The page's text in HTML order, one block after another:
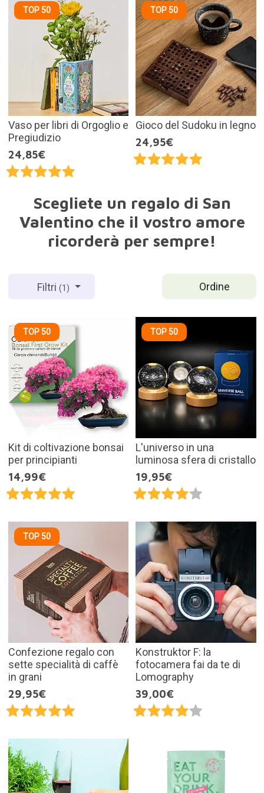
TOP 50
Vaso per libri di Orgoglio e
Pregiudizio
24,85€
TOP 50
Gioco del Sudoku in legno
24,95€
Scegliete un regalo di San
Valentino che il vostro amore
ricorderà per sempre!
Ordine
Filtri(1)
TOP 50
Kit di coltivazione bonsai
per principianti
14,99€
TOP 50
L'universo in una
luminosa sfera di cristallo
19,95€
TOP 50
Confezione regalo con
sette specialità di caffè
in grani
29,95€
Konstruktor F: la
fotocamera fai da te di
Lomography
39,00€